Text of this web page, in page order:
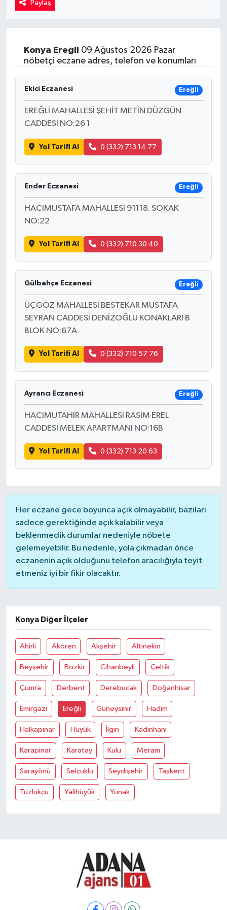
Paylaş
Konya Ereğli 09 Ağustos 2026 Pazar
nöbetçi eczane adres, telefon ve konumları
Ekici Eczanesi Ereğli
EREĞLİ MAHALLESİ ŞEHİT METİN DÜZGÜN
CADDESİ NO:26 1
Yol Tarifi Al 0 (332) 713 14 77
Ender Eczanesi Ereğli
HACIMUSTAFA MAHALLESİ 91118. SOKAK
NO:22
Yol Tarifi Al 0 (332) 710 30 40
Gülbahçe Eczanesi Ereğli
ÜÇGÖZ MAHALLESİ BESTEKAR MUSTAFA
SEYRAN CADDESİ DENİZOĞLU KONAKLARI B
BLOK NO:67A
Yol Tarifi Al 0 (332) 710 57 76
Ayrancı Eczanesi Ereğli
HACIMUTAHİR MAHALLESİ RASİM EREL
CADDESİ MELEK APARTMANI NO:16B
Yol Tarifi Al 0 (332) 713 20 63
Her eczane gece boyunca açık olmayabilir, bazıları
sadece gerektiğinde açık kalabilir veya
beklenmedik durumlar nedeniyle nöbete
gelemeyebilir. Bu nedenle, yola çıkmadan önce
eczanenin açık olduğunu telefon aracılığıyla teyit
etmeniz iyi bir fikir olacaktır.
Konya Diğer İlçeler
Ahirli Akören Akşehir Altinekin
Beyşehir Bozkir Cihanbeyli Çeltik
Çumra Derbent Derebucak Doğanhisar
Emirgazi Ereğli Güneysinir Hadim
Halkapinar Hüyük İlgin Kadinhani
Karapinar Karatay Kulu Meram
Sarayönü Selçuklu Seydişehir Taşkent
Tuzlukçu Yalihüyük Yunak
Yaşam